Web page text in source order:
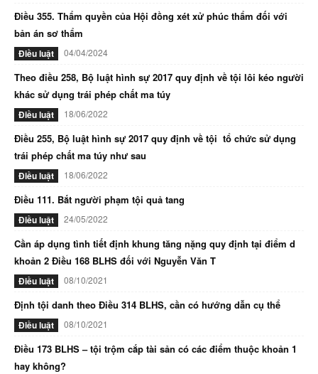
Điều 355. Thẩm quyền của Hội đồng xét xử phúc thẩm đối với
bản án sơ thẩm
Điều luật 04/04/2024
Theo điều 258, Bộ luật hình sự 2017 quy định về tội lôi kéo người
khác sử dụng trái phép chất ma túy
Điều luật 18/06/2022
Điều 255, Bộ luật hình sự 2017 quy định về tội tổ chức sử dụng
trái phép chất ma túy như sau
Điều luật 18/06/2022
Điều 111. Bắt người phạm tội quả tang
Điều luật 24/05/2022
Cần áp dụng tình tiết định khung tăng nặng quy định tại điểm d
khoản 2 Điều 168 BLHS đối với Nguyễn Văn T
Điều luật 08/10/2021
Định tội danh theo Điều 314 BLHS, cần có hướng dẫn cụ thể
Điều luật 08/10/2021
Điều 173 BLHS – tội trộm cắp tài sản có các điểm thuộc khoản 1
hay không?